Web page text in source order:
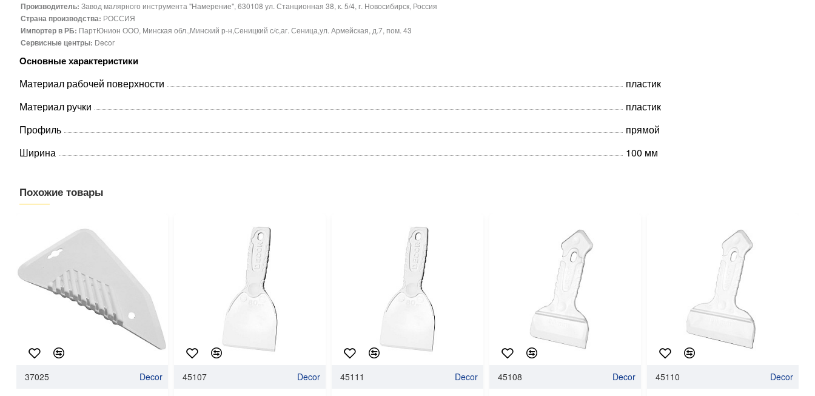
Производитель: Завод малярного инструмента "Намерение", 630108 ул. Станционная 38, к. 5/4, г. Новосибирск, Россия
Страна производства: РОССИЯ
Импортер в РБ: ПартЮнион ООО, Минская обл.,Минский р-н,Сеницкий с/с,аг. Сеница,ул. Армейская, д.7, пом. 43
Сервисные центры: Decor
Основные характеристики
Материал рабочей поверхности
пластик
Материал ручки
пластик
Профиль
прямой
Ширина
100 мм
Похожие товары
37025 Decor 45107 Decor 45111 Decor 45108 Decor 45110 Decor